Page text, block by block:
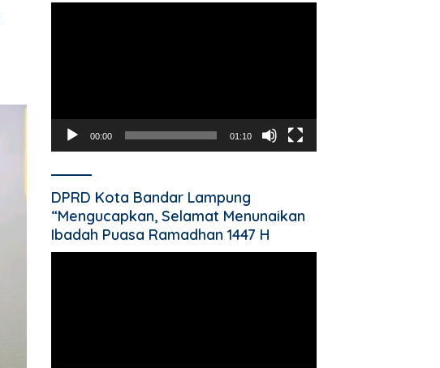
00:00 01:10
DPRD Kota Bandar Lampung
“Mengucapkan, Selamat Menunaikan
Ibadah Puasa Ramadhan 1447 H